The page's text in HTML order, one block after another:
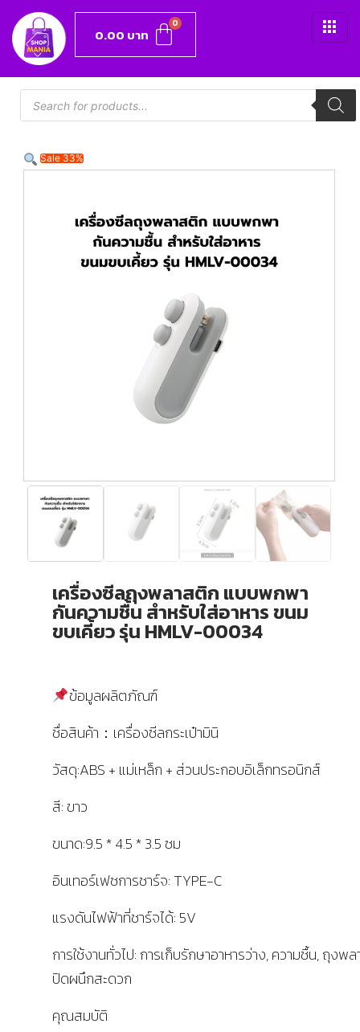
0.00 บาท
Sale 33%
เครื่องซีลถุงพลาสติก แบบพกพา
กันความชื้น สําหรับใส่อาหาร ขนม
ขบเคี้ยว รุ่น HMLV-00034
ข้อมูลผลิตภัณฑ์
ชื่อสินค้า：เครื่องซีลกระเป๋ามินิ
วัสดุ:ABS + แม่เหล็ก + ส่วนประกอบอิเล็กทรอนิกส์
สี: ขาว
ขนาด:9.5 * 4.5 * 3.5 ซม
อินเทอร์เฟซการชาร์จ: TYPE-C
แรงดันไฟฟ้าที่ชาร์จได้: 5V
การใช้งานทั่วไป: การเก็บรักษาอาหารว่าง, ความชื้น, ถุงพ
ปิดผนึกสะดวก
คุณสมบัติ